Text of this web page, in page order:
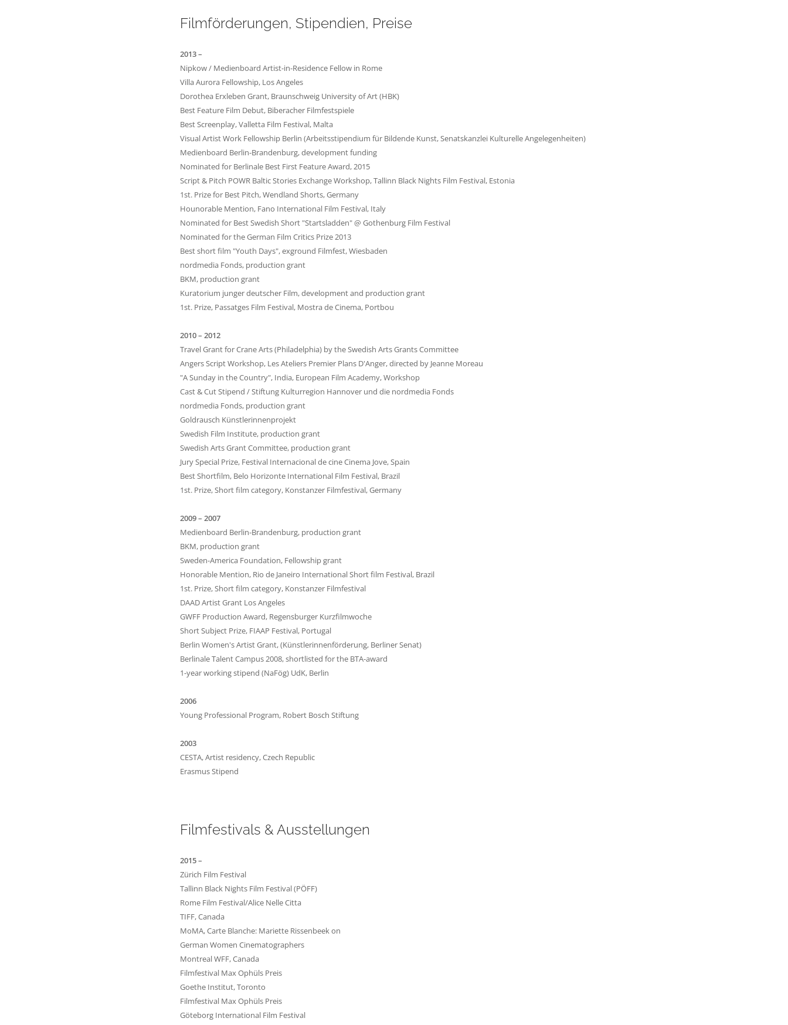
Filmförderungen, Stipendien, Preise
2013 –
Nipkow / Medienboard Artist-in-Residence Fellow in Rome
Villa Aurora Fellowship, Los Angeles
Dorothea Erxleben Grant, Braunschweig University of Art (HBK)
Best Feature Film Debut, Biberacher Filmfestspiele
Best Screenplay, Valletta Film Festival, Malta
Visual Artist Work Fellowship Berlin (Arbeitsstipendium für Bildende Kunst, Senatskanzlei Kulturelle Angelegenheiten)
Medienboard Berlin-Brandenburg, development funding
Nominated for Berlinale Best First Feature Award, 2015
Script & Pitch POWR Baltic Stories Exchange Workshop, Tallinn Black Nights Film Festival, Estonia
1st. Prize for Best Pitch, Wendland Shorts, Germany
Hounorable Mention, Fano International Film Festival, Italy
Nominated for Best Swedish Short "Startsladden" @ Gothenburg Film Festival
Nominated for the German Film Critics Prize 2013
Best short film "Youth Days", exground Filmfest, Wiesbaden
nordmedia Fonds, production grant
BKM, production grant
Kuratorium junger deutscher Film, development and production grant
1st. Prize, Passatges Film Festival, Mostra de Cinema, Portbou
2010 – 2012
Travel Grant for Crane Arts (Philadelphia) by the Swedish Arts Grants Committee
Angers Script Workshop, Les Ateliers Premier Plans D'Anger, directed by Jeanne Moreau
"A Sunday in the Country", India, European Film Academy, Workshop
Cast & Cut Stipend / Stiftung Kulturregion Hannover und die nordmedia Fonds
nordmedia Fonds, production grant
Goldrausch Künstlerinnenprojekt
Swedish Film Institute, production grant
Swedish Arts Grant Committee, production grant
Jury Special Prize, Festival Internacional de cine Cinema Jove, Spain
Best Shortfilm, Belo Horizonte International Film Festival, Brazil
1st. Prize, Short film category, Konstanzer Filmfestival, Germany
2009 – 2007
Medienboard Berlin-Brandenburg, production grant
BKM, production grant
Sweden-America Foundation, Fellowship grant
Honorable Mention, Rio de Janeiro International Short film Festival, Brazil
1st. Prize, Short film category, Konstanzer Filmfestival
DAAD Artist Grant Los Angeles
GWFF Production Award, Regensburger Kurzfilmwoche
Short Subject Prize, FIAAP Festival, Portugal
Berlin Women's Artist Grant, (Künstlerinnenförderung, Berliner Senat)
Berlinale Talent Campus 2008, shortlisted for the BTA-award
1-year working stipend (NaFög) UdK, Berlin
2006
Young Professional Program, Robert Bosch Stiftung
2003
CESTA, Artist residency, Czech Republic
Erasmus Stipend
Filmfestivals & Ausstellungen
2015 –
Zürich Film Festival
Tallinn Black Nights Film Festival (PÖFF)
Rome Film Festival/Alice Nelle Citta
TIFF, Canada
MoMA, Carte Blanche: Mariette Rissenbeek on
German Women Cinematographers
Montreal WFF, Canada
Filmfestival Max Ophüls Preis
Goethe Institut, Toronto
Filmfestival Max Ophüls Preis
Göteborg International Film Festival